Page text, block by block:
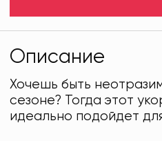
Описание
Хочешь быть
сезоне? Тогда этот
идеально подойдет